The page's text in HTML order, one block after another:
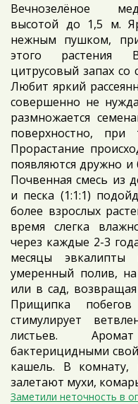
Вечнозелёное
высотой до 1,5 м.
нежным пушком,
этого растения
цитрусовый запах
Любит яркий
совершенно не
размножается
поверхностно, при
Прорастание
появляются дружно и
Почвенная смесь из
и песка (1:1:1)
более взрослых
время слегка
через каждые 2-3
месяцы эвкалипты
умеренный полив,
или в сад,
Прищипка
стимулирует
листьев.
бактерицидными
кашель. В комнату,
залетают мухи,
Заметили неточность в